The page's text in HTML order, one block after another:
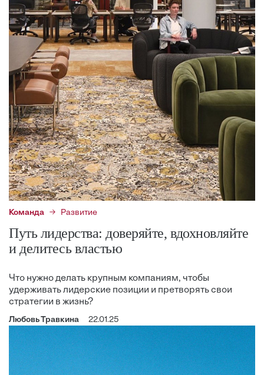
Команда Развитие
Путь лидерства: доверяйте, вдохновляйте
и делитесь властью
Что нужно делать крупным компаниям, чтобы
удерживать лидерские позиции и претворять свои
стратегии в жизнь?
Любовь Травкина 22.01.25